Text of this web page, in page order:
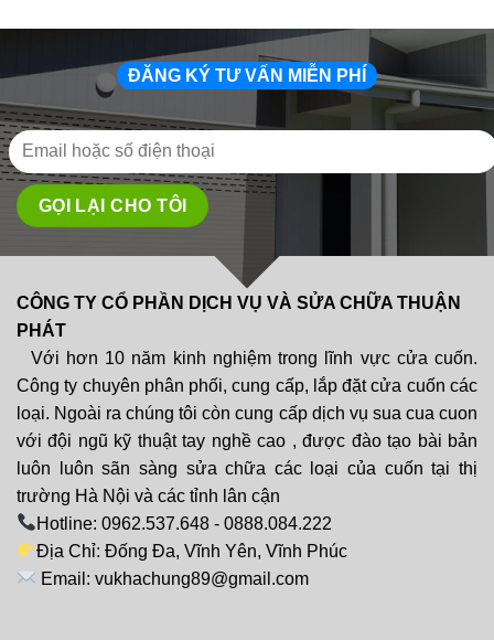
ĐĂNG KÝ TƯ VẤN MIỄN PHÍ
CÔNG TY CỔ PHẦN DỊCH VỤ VÀ SỬA CHỮA THUẬN
PHÁT
Với hơn 10 năm kinh nghiệm trong lĩnh vực cửa cuốn.
Công ty chuyên phân phối, cung cấp, lắp đặt cửa cuốn các
loại. Ngoài ra chúng tôi còn cung cấp dịch vụ sua cua cuon
với đội ngũ kỹ thuật tay nghề cao , được đào tạo bài bản
luôn luôn sãn sàng sửa chữa các loại của cuốn tại thị
trường Hà Nội và các tỉnh lân cận
Hotline: 0962.537.648 - 0888.084.222
Địa Chỉ: Đống Đa, Vĩnh Yên, Vĩnh Phúc
Email: vukhachung89@gmail.com